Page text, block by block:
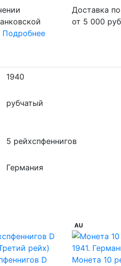
Подробнее
Доставка
от 5 000
1940
рубчатый
5 рейхспфеннигов
Германия
D
AU
Монета 10